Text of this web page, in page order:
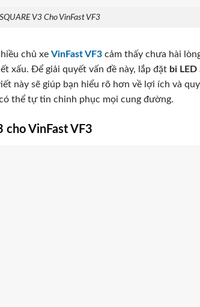
V3 Cho VinFast VF3
chủ xe VinFast VF3 cảm thấy chưa hài
xấu. Để giải quyết vấn đề này, lắp đặt bi
này sẽ giúp bạn hiểu rõ hơn về lợi ích và
thể tự tin chinh phục mọi cung đường.
cho VinFast VF3